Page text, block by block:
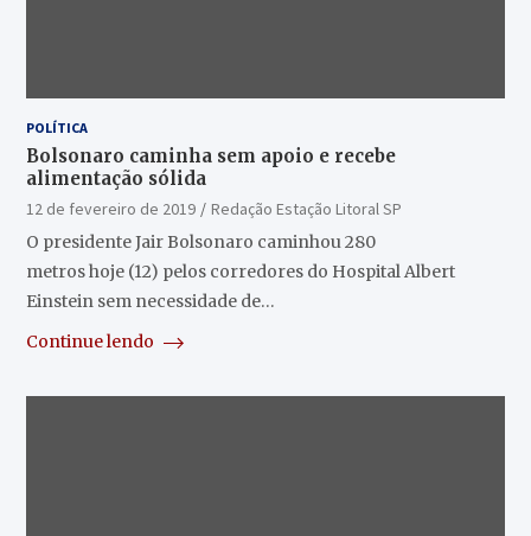
POLÍTICA
Bolsonaro caminha sem apoio e recebe
alimentação sólida
12 de fevereiro de 2019
Redação Estação Litoral SP
O presidente Jair Bolsonaro caminhou 280
metros hoje (12) pelos corredores do Hospital Albert
Einstein sem necessidade de…
Continue lendo